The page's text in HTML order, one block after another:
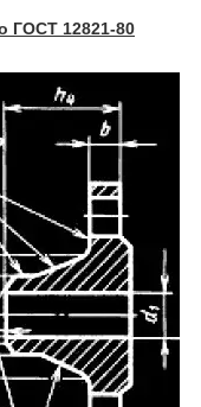
ГОСТ 12821-80